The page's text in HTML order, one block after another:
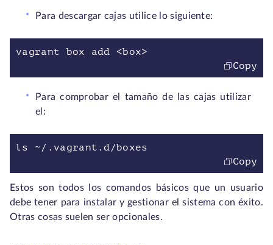
Para descargar cajas utilice lo siguiente:
vagrant box add <box>
Copy
Para comprobar el tamaño de las cajas utilizar
el:
ls ~/.vagrant.d/boxes
Copy
Estos son todos los comandos básicos que un usuario
debe tener para instalar y gestionar el sistema con éxito.
Otras cosas suelen ser opcionales.